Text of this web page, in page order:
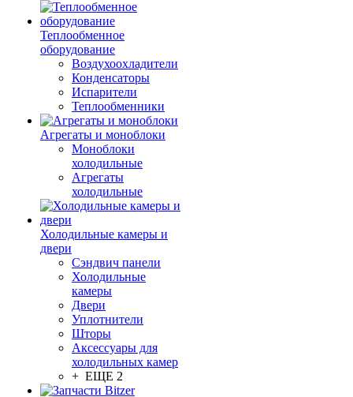
Теплообменное
оборудование
Воздухоохладители
Конденсаторы
Испарители
Теплообменники
Агрегаты и моноблоки
Моноблоки
холодильные
Агрегаты
холодильные
Холодильные камеры и
двери
Сэндвич панели
Холодильные
камеры
Двери
Уплотнители
Шторы
Аксессуары для
холодильных камер
+ ЕЩЕ 2